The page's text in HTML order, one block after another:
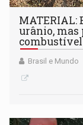
MATERIAL:
urânio, mas
combustível
Brasil e Mundo